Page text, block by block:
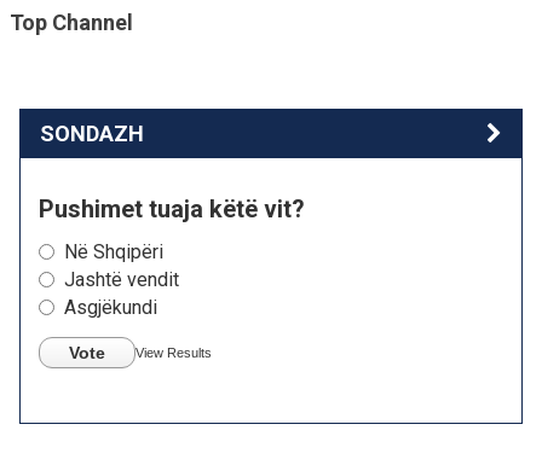
Top Channel
SONDAZH
Pushimet tuaja këtë vit?
Në Shqipëri
Jashtë vendit
Asgjëkundi
Vote View Results